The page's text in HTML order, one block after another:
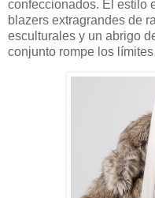
confeccionados. El estilo
blazers extragrandes de
esculturales y un abrigo
conjunto rompe los